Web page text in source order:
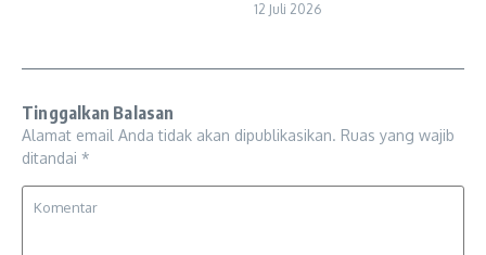
12 Juli 2026
Tinggalkan Balasan
Alamat email Anda tidak akan dipublikasikan. Ruas yang wajib
ditandai *